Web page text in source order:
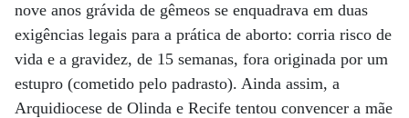
nove anos grávida de gêmeos se enquadrava em duas
exigências legais para a prática de aborto: corria risco de
vida e a gravidez, de 15 semanas, fora originada por um
estupro (cometido pelo padrasto). Ainda assim, a
Arquidiocese de Olinda e Recife tentou convencer a mãe